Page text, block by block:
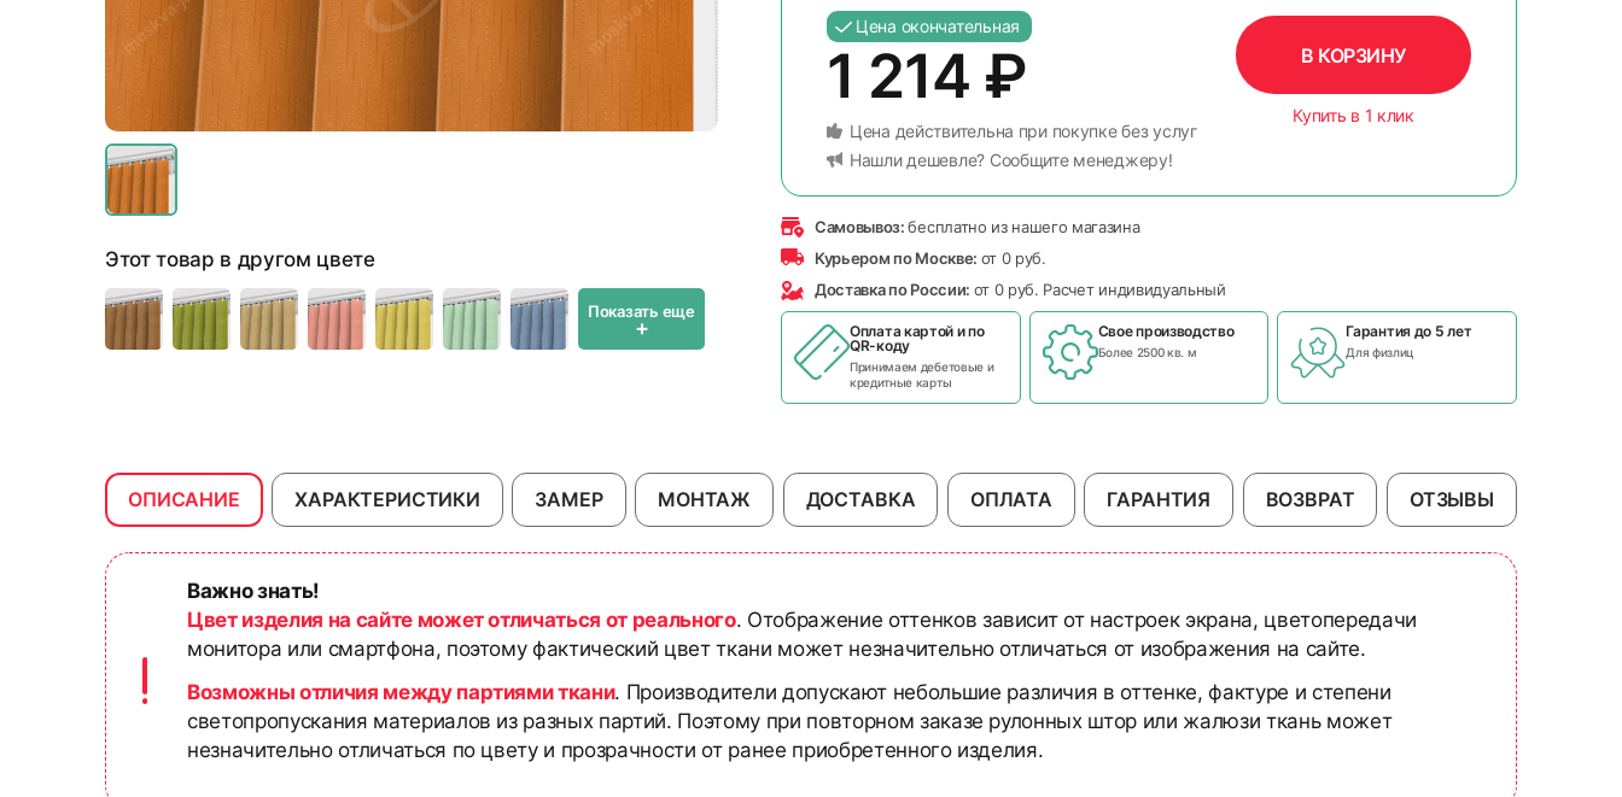
Этот товар в другом цвете
Показать еще
+
Цена окончательная
1 214 ₽
Цена действительна при покупке без услуг
Нашли дешевле? Сообщите менеджеру!
В КОРЗИНУ
Купить в 1 клик
Самовывоз:бесплатно из нашего магазина
Курьером по Москве: от 0 руб.
Доставка по России: от 0 руб. Расчет индивидуальный
Оплата картой и по
QR-коду
Принимаем дебетовые и
кредитные карты
Свое производство
Более 2500 кв. м
Гарантия до 5 лет
Для физлиц
ОПИСАНИЕ ХАРАКТЕРИСТИКИ ЗАМЕР МОНТАЖ ДОСТАВКА ОПЛАТА ГАРАНТИЯ ВОЗВРАТ ОТЗЫВЫ
Важно знать!
Цвет изделия на сайте может отличаться от реального. Отображение оттенков зависит от настроек экрана, цветопередачи
монитора или смартфона, поэтому фактический цвет ткани может незначительно отличаться от изображения на сайте.
Возможны отличия между партиями ткани. Производители допускают небольшие различия в оттенке, фактуре и степени
светопропускания материалов из разных партий. Поэтому при повторном заказе рулонных штор или жалюзи ткань может
незначительно отличаться по цвету и прозрачности от ранее приобретенного изделия.